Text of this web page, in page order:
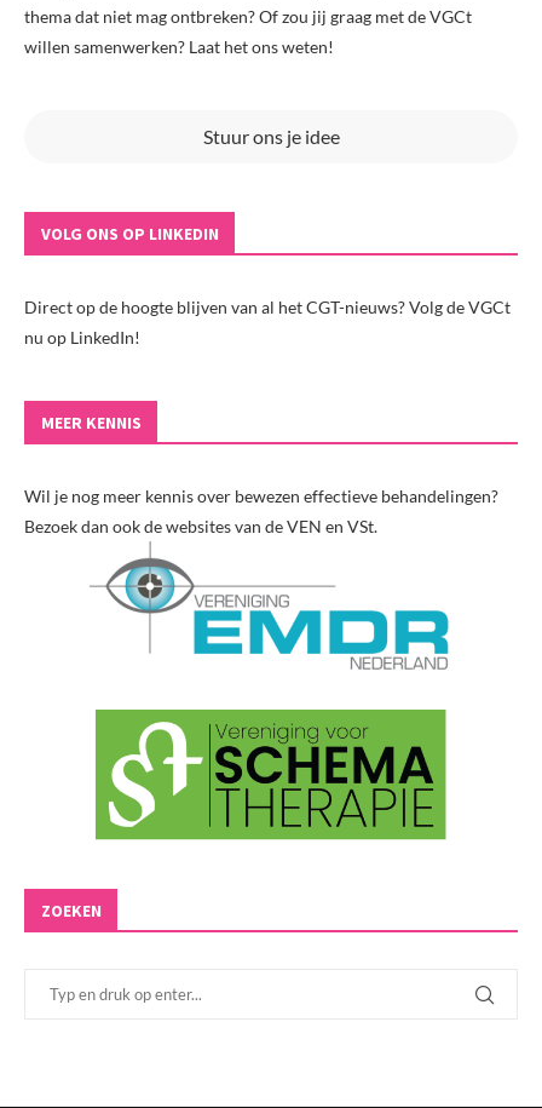
thema dat niet mag ontbreken? Of zou jij graag met de VGCt
willen samenwerken? Laat het ons weten!
Stuur ons je idee
VOLG ONS OP LINKEDIN
Direct op de hoogte blijven van al het CGT-nieuws? Volg de VGCt
nu op LinkedIn!
MEER KENNIS
Wil je nog meer kennis over bewezen effectieve behandelingen?
Bezoek dan ook de websites van de VEN en VSt.
ZOEKEN